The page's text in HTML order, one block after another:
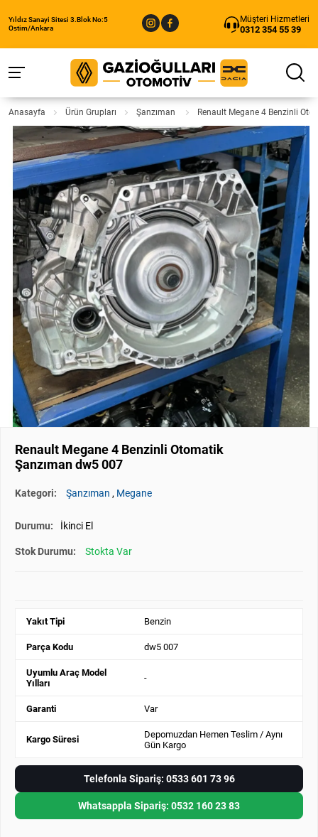
Yıldız Sanayi Sitesi 3.Blok No:5
Ostim/Ankara
Müşteri Hizmetleri
0312 354 55 39
Anasayfa Ürün Grupları Şanzıman Renault Megane 4 Benzinli
Renault Megane 4 Benzinli Otomatik
Şanzıman dw5 007
Kategori: Şanzıman , Megane
Durumu: İkinci El
Stok Durumu: Stokta Var
Yakıt Tipi Benzin
Parça Kodu dw5 007
Uyumlu Araç Model
Yılları
-
Garanti Var
Kargo Süresi
Depomuzdan Hemen Teslim / Aynı
Gün Kargo
Telefonla Sipariş: 0533 601 73 96
Whatsappla Sipariş: 0532 160 23 83